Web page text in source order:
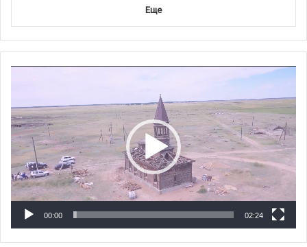
Еще
00:00 02:24